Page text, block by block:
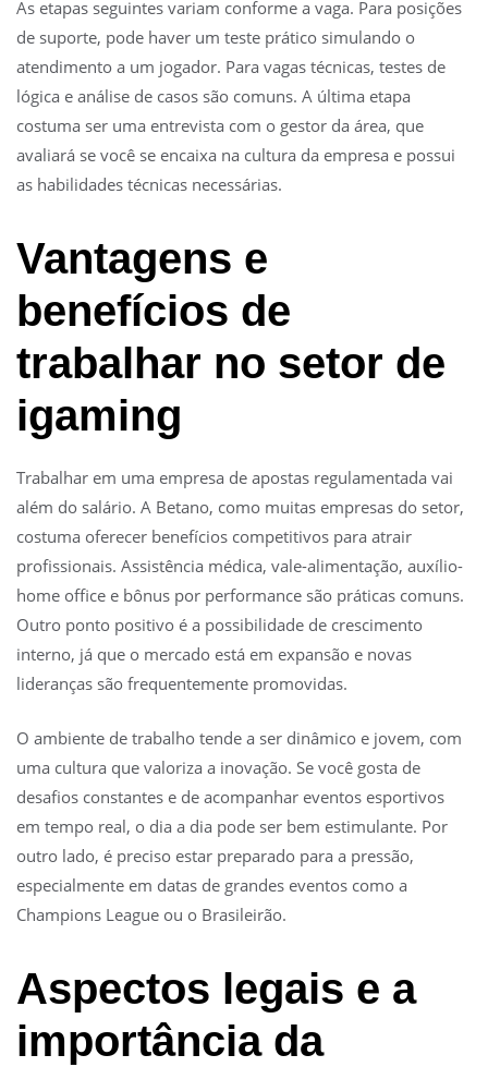
As etapas seguintes variam conforme a vaga. Para posições
de suporte, pode haver um teste prático simulando o
atendimento a um jogador. Para vagas técnicas, testes de
lógica e análise de casos são comuns. A última etapa
costuma ser uma entrevista com o gestor da área, que
avaliará se você se encaixa na cultura da empresa e possui
as habilidades técnicas necessárias.
Vantagens e
benefícios de
trabalhar no setor de
igaming
Trabalhar em uma empresa de apostas regulamentada vai
além do salário. A Betano, como muitas empresas do setor,
costuma oferecer benefícios competitivos para atrair
profissionais. Assistência médica, vale-alimentação, auxílio-
home office e bônus por performance são práticas comuns.
Outro ponto positivo é a possibilidade de crescimento
interno, já que o mercado está em expansão e novas
lideranças são frequentemente promovidas.
O ambiente de trabalho tende a ser dinâmico e jovem, com
uma cultura que valoriza a inovação. Se você gosta de
desafios constantes e de acompanhar eventos esportivos
em tempo real, o dia a dia pode ser bem estimulante. Por
outro lado, é preciso estar preparado para a pressão,
especialmente em datas de grandes eventos como a
Champions League ou o Brasileirão.
Aspectos legais e a
importância da